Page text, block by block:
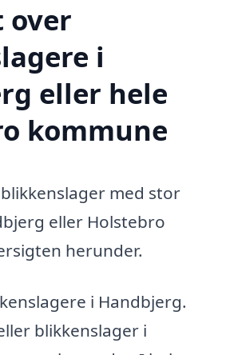
over
i
eller hele
kommune
med stor
eller Holstebro
herunder.
i Handbjerg.
blikkenslager i